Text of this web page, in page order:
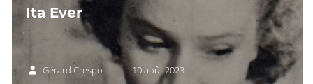
Ita Ever
Gérard Crespo – 10 août 2023